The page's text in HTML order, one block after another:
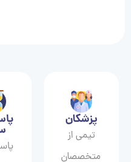
پزشکان
تیمی از
متخصصان